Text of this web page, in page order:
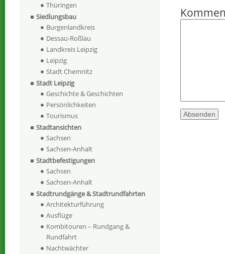
Thüringen
Siedlungsbau
Burgenlandkreis
Dessau-Roßlau
Landkreis Leipzig
Leipzig
Stadt Chemnitz
Stadt Leipzig
Geschichte & Geschichten
Persönlichkeiten
Tourismus
Stadtansichten
Sachsen
Sachsen-Anhalt
Stadtbefestigungen
Sachsen
Sachsen-Anhalt
Stadtrundgänge & Stadtrundfahrten
Architekturführung
Ausflüge
Kombitouren – Rundgang &
Rundfahrt
Nachtwächter